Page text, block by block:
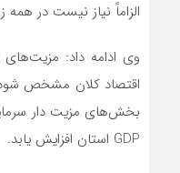
الزاماً نیاز نیست در
وی ادامه داد:
اقتصاد کلان مشخص شود
بخش‌های مزیت دار
GDP استان افزایش یابد.